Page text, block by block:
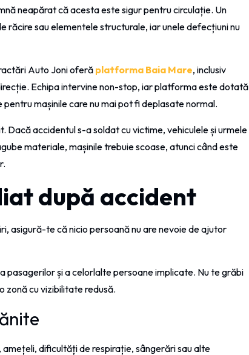
neapărat că acesta este sigur pentru circulație. Un
sau elementele structurale, iar unele defecțiuni nu
Auto Joni oferă platforma Baia Mare, inclusiv
Echipa intervine non-stop, iar platforma este dotată
mașinile care nu mai pot fi deplasate normal.
accidentul s-a soldat cu victime, vehiculele și urmele
materiale, mașinile trebuie scoase, atunci când este
după accident
asigură-te că nicio persoană nu are nevoie de ajutor
și a celorlalte persoane implicate. Nu te grăbi
zonă cu vizibilitate redusă.
dificultăți de respirație, sângerări sau alte